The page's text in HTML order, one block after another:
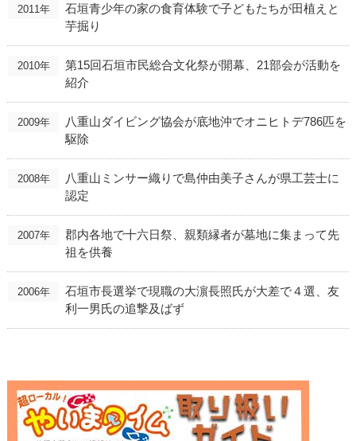
2011年
石垣青少年の家の食育体験で子どもたちが田植えと
芋掘り
2010年
第15回石垣市民総合文化祭が開幕、21部会が活動を
紹介
2009年
八重山ダイビング協会が底地沖でオニヒトデ786匹を
駆除
2008年
八重山ミンサー織りで島仲由美子さんが県工芸士に
認定
2007年
郡内各地で十六日祭、親類縁者が墓地に集まって先
祖を供養
2006年
石垣市長選挙で現職の大濵長照氏が大差で４選、友
利一男氏の追撃及ばず